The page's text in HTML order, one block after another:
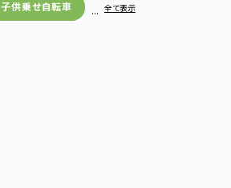
子供乗せ自転車 … 全て表示